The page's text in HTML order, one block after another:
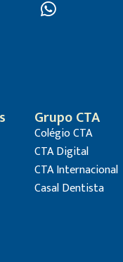
Grupo CTA
Colégio CTA
CTA Digital
CTA Internacional
Casal Dentista